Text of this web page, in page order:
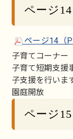
ページ14
ページ14（
子育てコーナー
子育て短期支
子支援を行いま
園庭開放
ページ15